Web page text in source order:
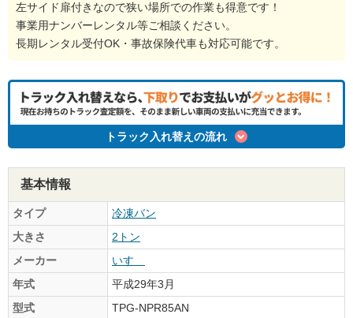
左サイド扉付きなので狭い場所での作業も得意です！
事業用ナンバーレンタル等ご相談ください。
長期レンタル受付OK・事故保険代車も対応可能です。
トラック入れ替えの流れ
基本情報
タイプ
冷凍バン
大きさ
2トン
メーカー
いすゞ
年式
平成29年3月
型式
TPG-NPR85AN